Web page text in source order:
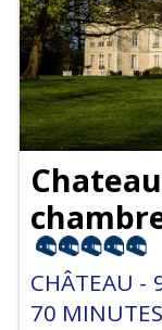
CHÂTEAU
70